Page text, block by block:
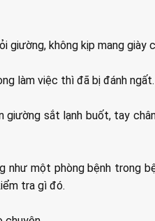
không kịp mang giày
làm việc thì đã bị đánh ngất.
giường sắt lạnh buốt, tay
như một phòng bệnh trong
tra gì đó.